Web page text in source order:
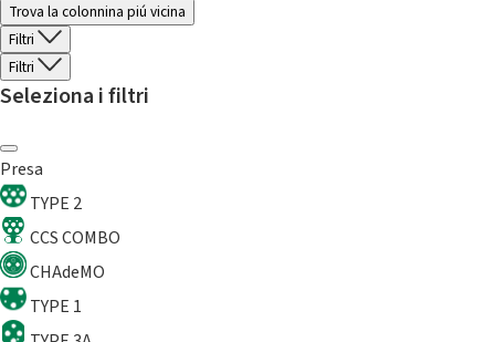
Trova la colonnina piú vicina
Filtri
Filtri
Seleziona i filtri
Presa
TYPE 2
CCS COMBO
CHAdeMO
TYPE 1